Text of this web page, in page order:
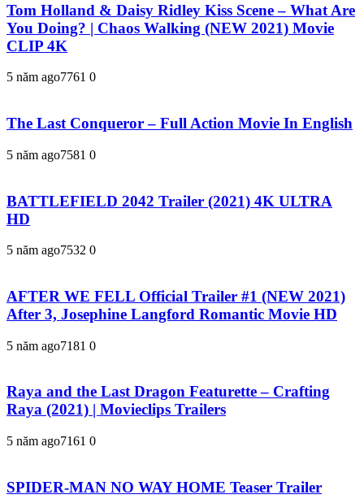
Tom Holland & Daisy Ridley Kiss Scene – What Are
You Doing? | Chaos Walking (NEW 2021) Movie
CLIP 4K
5 năm ago7761 0
The Last Conqueror – Full Action Movie In English
5 năm ago7581 0
BATTLEFIELD 2042 Trailer (2021) 4K ULTRA
HD
5 năm ago7532 0
AFTER WE FELL Official Trailer #1 (NEW 2021)
After 3, Josephine Langford Romantic Movie HD
5 năm ago7181 0
Raya and the Last Dragon Featurette – Crafting
Raya (2021) | Movieclips Trailers
5 năm ago7161 0
SPIDER-MAN NO WAY HOME Teaser Trailer